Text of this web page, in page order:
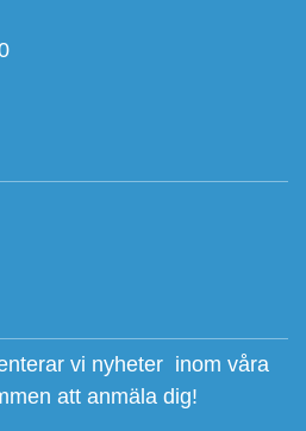
vi nyheter inom våra
att anmäla dig!